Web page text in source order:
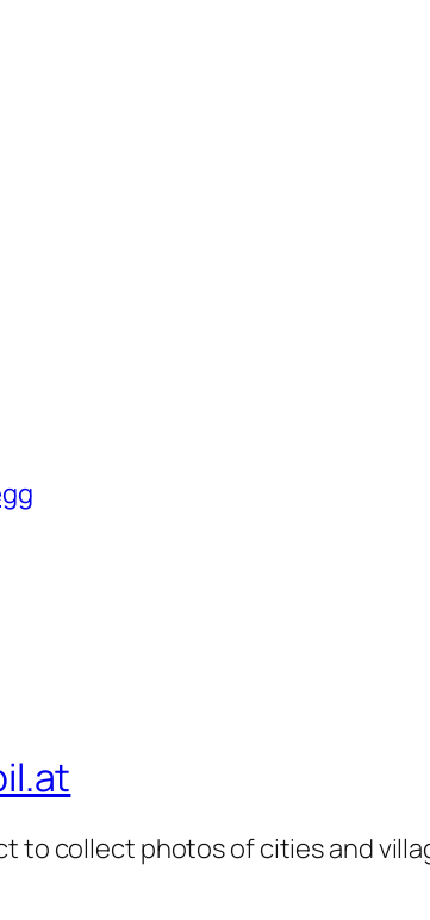
to collect photos of cities and